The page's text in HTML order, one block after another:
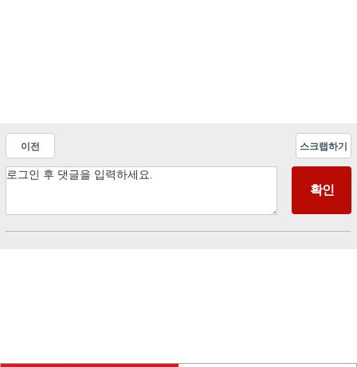
이전 스크랩하기